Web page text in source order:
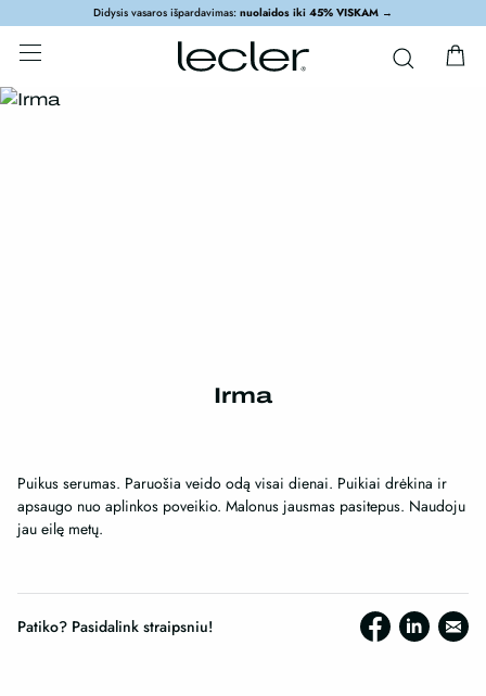
Didysis vasaros išpardavimas: nuolaidos iki 45% VISKAM →
Irma
Puikus serumas. Paruošia veido odą visai dienai. Puikiai drėkina ir
apsaugo nuo aplinkos poveikio. Malonus jausmas pasitepus. Naudoju
jau eilę metų.
Patiko? Pasidalink straipsniu!